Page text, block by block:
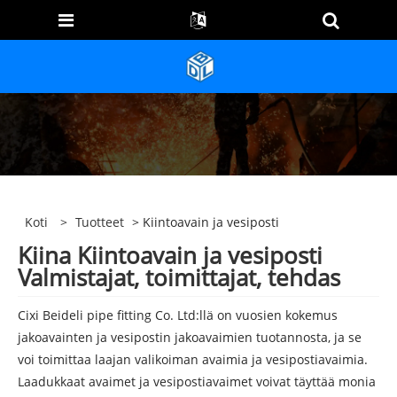
Koti > Tuotteet > Kiintoavain ja vesiposti
Kiina Kiintoavain ja vesiposti
Valmistajat, toimittajat, tehdas
Cixi Beideli pipe fitting Co. Ltd:llä on vuosien kokemus
jakoavainten ja vesipostin jakoavaimien tuotannosta, ja se
voi toimittaa laajan valikoiman avaimia ja vesipostiavaimia.
Laadukkaat avaimet ja vesipostiavaimet voivat täyttää monia